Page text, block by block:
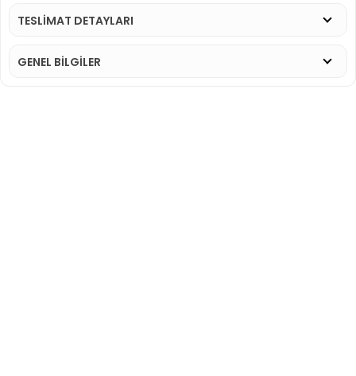
TESLİMAT DETAYLARI
GENEL BİLGİLER